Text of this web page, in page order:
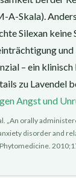
A-Skala).
Silexan keine
und
– ein klinisch
zu Lavendel
Angst und
„An orally
disorder and